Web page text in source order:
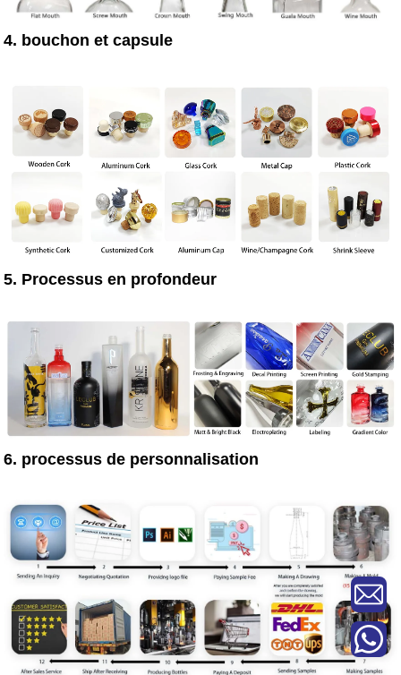
4. bouchon et capsule
5. Processus en profondeur
6. processus de personnalisation